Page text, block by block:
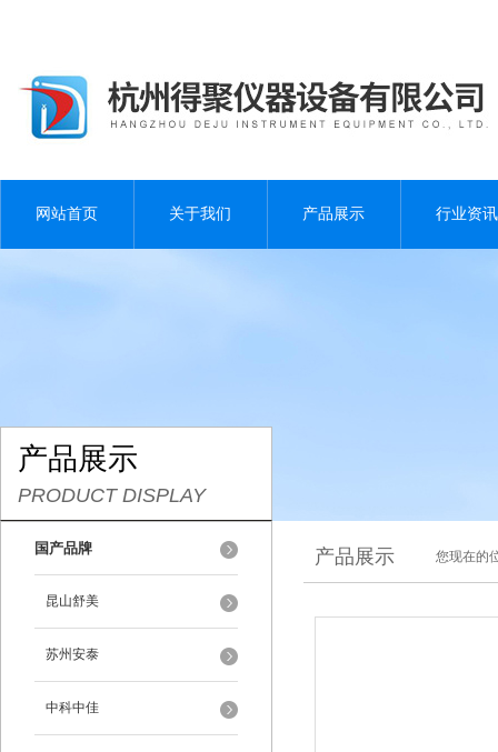
网站首页 关于我们 产品展示 行业资讯
产品展示
PRODUCT DISPLAY
国产品牌
昆山舒美
苏州安泰
中科中佳
产品展示 您现在的